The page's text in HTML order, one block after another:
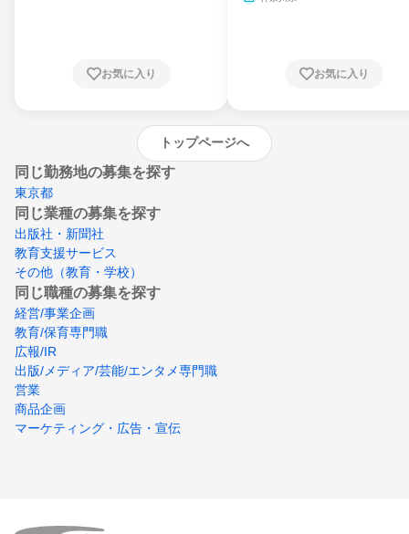
崎県、熊本県、大分県、宮崎県、鹿児島県、
お気に入り お気に入り
トップページへ
同じ勤務地の募集を探す
東京都
同じ業種の募集を探す
出版社・新聞社
教育支援サービス
その他（教育・学校）
同じ職種の募集を探す
経営/事業企画
教育/保育専門職
広報/IR
出版/メディア/芸能/エンタメ専門職
営業
商品企画
マーケティング・広告・宣伝